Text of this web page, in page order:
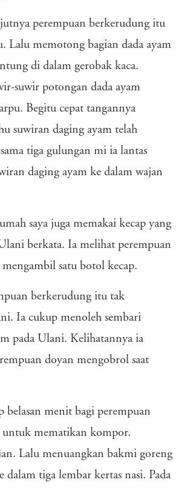
perempuan berkerudung itu
Lalu memotong bagian dada ayam
di dalam gerobak kaca.
suwir potongan dada ayam
Begitu cepat tangannya
suwiran daging ayam telah
tiga gulungan mi ia lantas
daging ayam ke dalam wajan
saya juga memakai kecap yang
berkata. Ia melihat perempuan
satu botol kecap.
berkerudung itu tak
Ia cukup menoleh sembari
pada Ulani. Kelihatannya ia
doyan mengobrol saat
menit bagi perempuan
untuk mematikan kompor.
Lalu menuangkan bakmi goreng
dalam tiga lembar kertas nasi. Pada